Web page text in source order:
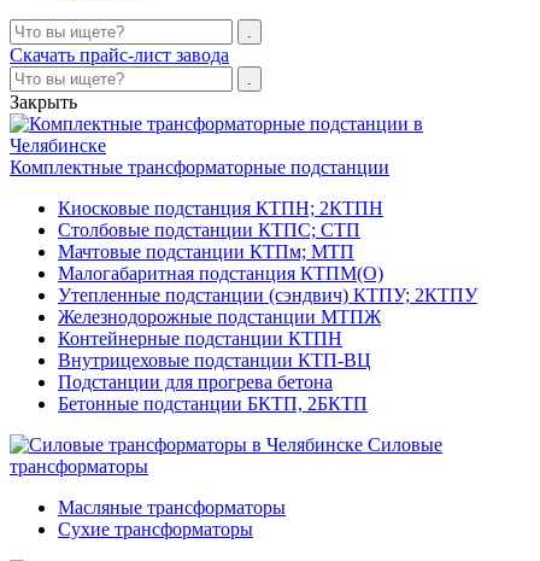
Скачать прайс-лист завода
Закрыть
Комплектные трансформаторные подстанции
Киосковые подстанция КТПН; 2КТПН
Столбовые подстанции КТПС; СТП
Мачтовые подстанции КТПм; МТП
Малогабаритная подстанция КТПМ(О)
Утепленные подстанции (сэндвич) КТПУ; 2КТПУ
Железнодорожные подстанции МТПЖ
Контейнерные подстанции КТПН
Внутрицеховые подстанции КТП-ВЦ
Подстанции для прогрева бетона
Бетонные подстанции БКТП, 2БКТП
Силовые
трансформаторы
Масляные трансформаторы
Сухие трансформаторы